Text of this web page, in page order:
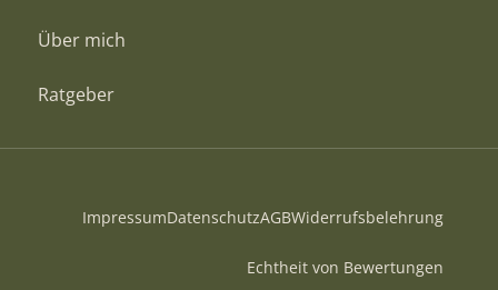
Über mich
Ratgeber
ImpressumDatenschutzAGBWiderrufsbelehrung
Echtheit von Bewertungen